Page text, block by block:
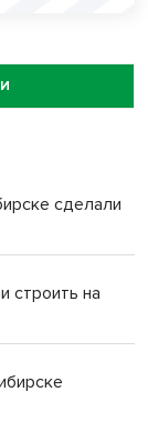
сделали
строить на